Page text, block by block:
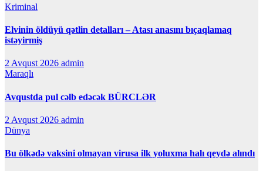
Kriminal
Elvinin öldüyü qətlin detalları – Atası anasını bıçaqlamaq
istəyirmiş
2 Avqust 2026 admin
Maraqlı
Avqustda pul cəlb edəcək BÜRCLƏR
2 Avqust 2026 admin
Dünya
Bu ölkədə vaksini olmayan virusa ilk yoluxma halı qeydə alındı